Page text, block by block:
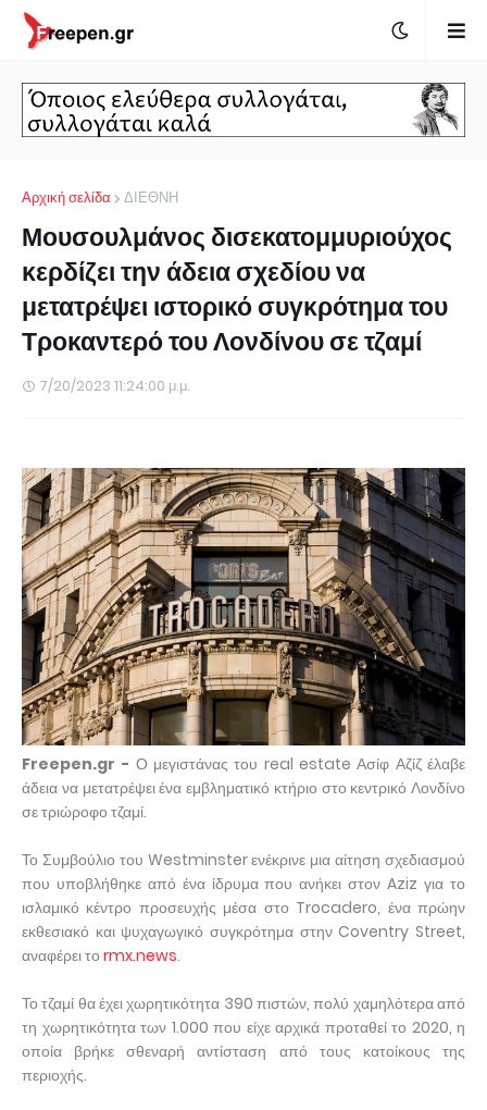
Αρχική σελίδα ΔΙΕΘΝΗ
Μουσουλμάνος δισεκατομμυριούχος
κερδίζει την άδεια σχεδίου να
μετατρέψει ιστορικό συγκρότημα του
Τροκαντερό του Λονδίνου σε τζαμί
7/20/2023 11:24:00 μ.μ.
Freepen.gr - Ο μεγιστάνας του real estate Ασίφ Αζίζ έλαβε
άδεια να μετατρέψει ένα εμβληματικό κτήριο στο κεντρικό Λονδίνο
σε τριώροφο τζαμί.
Το Συμβούλιο του Westminster ενέκρινε μια αίτηση σχεδιασμού
που υποβλήθηκε από ένα ίδρυμα που ανήκει στον Aziz για το
ισλαμικό κέντρο προσευχής μέσα στο Trocadero, ένα πρώην
εκθεσιακό και ψυχαγωγικό συγκρότημα στην Coventry Street,
αναφέρει το rmx.news.
Το τζαμί θα έχει χωρητικότητα 390 πιστών, πολύ χαμηλότερα από
τη χωρητικότητα των 1.000 που είχε αρχικά προταθεί το 2020, η
οποία βρήκε σθεναρή αντίσταση από τους κατοίκους της
περιοχής.